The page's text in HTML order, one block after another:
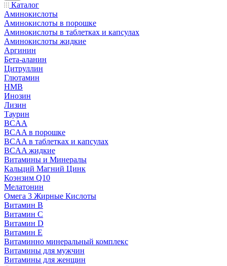
Каталог
Аминокислоты
Аминокислоты в порошке
Аминокислоты в таблетках и капсулах
Аминокислоты жидкие
Аргинин
Бета-аланин
Цитруллин
Глютамин
HMB
Инозин
Лизин
Таурин
BCAA
BCAA в порошке
BCAA в таблетках и капсулах
BCAA жидкие
Витамины и Минералы
Кальций Магний Цинк
Коэнзим Q10
Мелатонин
Омега 3 Жирные Кислоты
Витамин B
Витамин C
Витамин D
Витамин E
Витаминно минеральный комплекс
Витамины для мужчин
Витамины для женщин